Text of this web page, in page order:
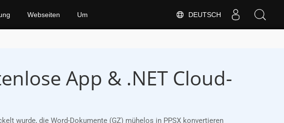
DEUTSCH
Webseiten Um
App & .NET Cloud-
wurde, die Word-Dokumente (GZ) mühelos in PPSX konvertieren